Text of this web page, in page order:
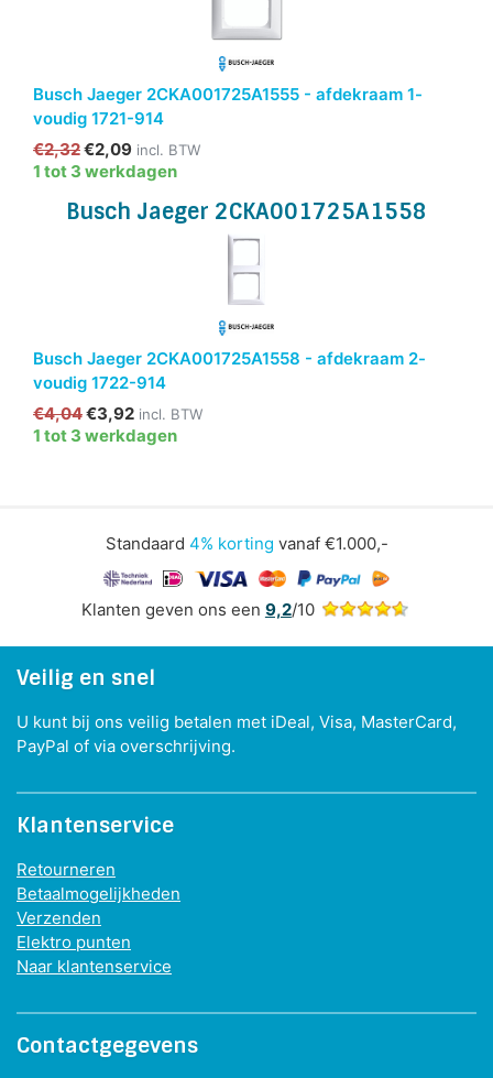
Busch Jaeger 2CKA001725A1555 - afdekraam 1-
voudig 1721-914
€2,32€2,09 incl. BTW
1 tot 3 werkdagen
Busch Jaeger 2CKA001725A1558
Busch Jaeger 2CKA001725A1558 - afdekraam 2-
voudig 1722-914
€4,04€3,92 incl. BTW
1 tot 3 werkdagen
Standaard 4% korting vanaf €1.000,-
Klanten geven ons een 9,2/10
Veilig en snel
U kunt bij ons veilig betalen met iDeal, Visa, MasterCard,
PayPal of via overschrijving.
Klantenservice
Retourneren
Betaalmogelijkheden
Verzenden
Elektro punten
Naar klantenservice
Contactgegevens